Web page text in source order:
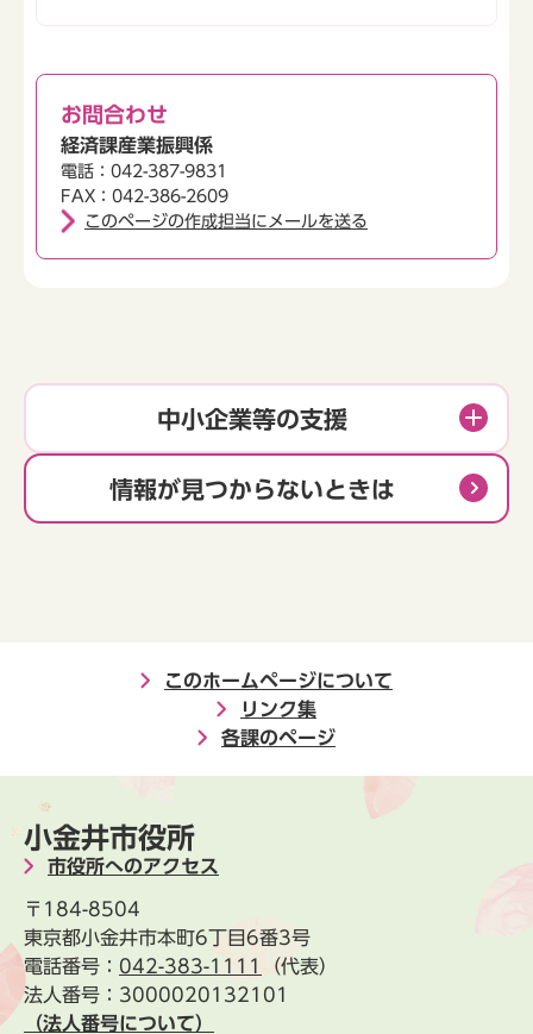
お問合わせ
経済課産業振興係
電話：042-387-9831
FAX：042-386-2609
このページの作成担当にメールを送る
中小企業等の支援
情報が見つからないときは
このホームページについて
リンク集
各課のページ
小金井市役所
市役所へのアクセス
〒184-8504
東京都小金井市本町6丁目6番3号
電話番号： 042-383-1111
（代表）
法人番号：3000020132101
（法人番号について）